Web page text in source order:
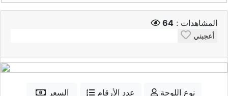
المشاهدات : 64
أعجبني
السعر عدد الأرقام نوع اللوحة